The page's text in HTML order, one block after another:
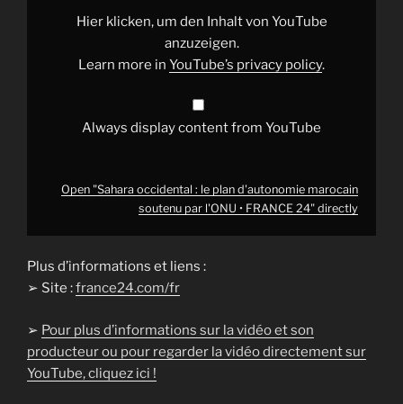
marocainHier klicken, um den Inhalt von YouTube
anzuzeigen.
Learn more in YouTube’s privacy policy.
Always display content from YouTube
Open "Sahara occidental : le plan d'autonomie marocain
soutenu par l'ONU • FRANCE 24" directly
Plus d’informations et liens :
➢ Site :france24.com/fr
➢ Pour plus d’informations sur la vidéo et son
producteur ou pour regarder la vidéo directement sur
YouTube, cliquez ici !